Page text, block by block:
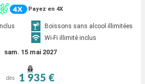
Payez en 4X
Boissons sans alcool illimitées
Wi-Fi illimité inclus
sam. 15 mai 2027
dès 1 935 €